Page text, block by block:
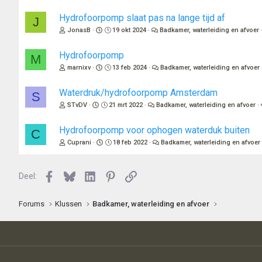
J Hydrofoorpomp slaat pas na lange tijd af
JonasB 19 okt 2024 Badkamer, waterleiding en afvoer
M Hydrofoorpomp
marnixv 13 feb 2024 Badkamer, waterleiding en afvoer
S Waterdruk/hydrofoorpomp Amsterdam
STvDV 21 mrt 2022 Badkamer, waterleiding en afvoer
C Hydrofoorpomp voor ophogen waterduk buiten
Cuprani 18 feb 2022 Badkamer, waterleiding en afvoer
Deel: Facebook
BlueskyLinkedInPinterest
Link
Forums Klussen Badkamer, waterleiding en afvoer